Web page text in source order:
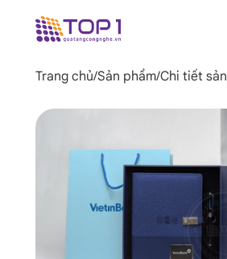
Trang chủ/Sản phẩm/Chi tiết